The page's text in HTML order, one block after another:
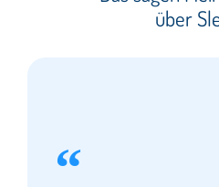
über